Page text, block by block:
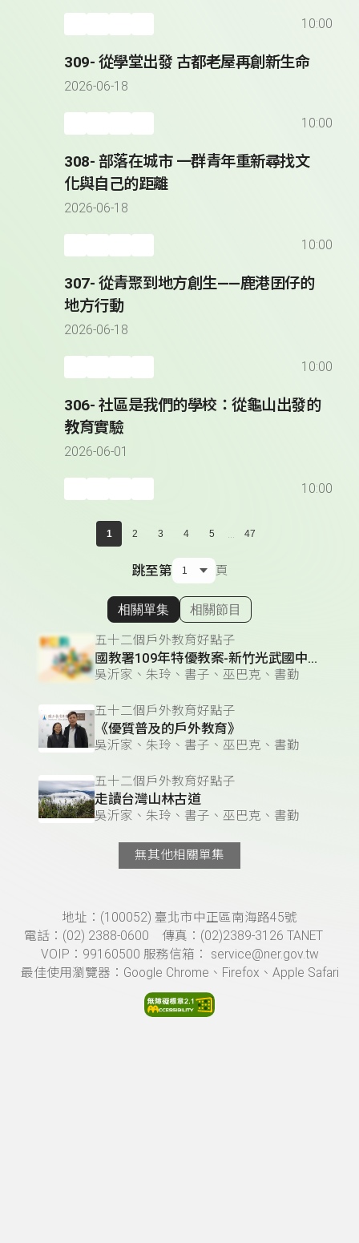
10:00
309- 從學堂出發 古都老屋再創新生命
2026-06-18
10:00
308- 部落在城市 一群青年重新尋找文
化與自己的距離
2026-06-18
10:00
307- 從青聚到地方創生——鹿港囝仔的
地方行動
2026-06-18
10:00
306- 社區是我們的學校：從龜山出發的
教育實驗
2026-06-01
10:00
1 2 3 4 5 ... 47
跳至第 頁
顯示相關單集
相關單集 相關節目
五十二個戶外教育好點子
國教署109年特優教案-新竹光武國中「空中的島嶼」
吳沂家、朱玲、書子、巫巴克、書勤
五十二個戶外教育好點子
《優質普及的戶外教育》
吳沂家、朱玲、書子、巫巴克、書勤
五十二個戶外教育好點子
走讀台灣山林古道
吳沂家、朱玲、書子、巫巴克、書勤
無其他相關單集
頁尾資訊地址：(100052) 臺北市中正區南海路45號
電話：(02) 2388-0600 傳真：(02)2389-3126 TANET
VOIP：99160500 服務信箱： service@ner.gov.tw
最佳使用瀏覽器：Google Chrome、Firefox、Apple Safari